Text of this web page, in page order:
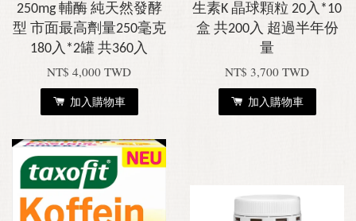
250mg 輔酶 純天然發酵
型 市面最高劑量250毫克
180入*2罐 共360入
NT$ 4,000 TWD
加入購物車
生素K 晶球顆粒 20入*10
盒 共200入 超過半年份
量
NT$ 3,700 TWD
加入購物車